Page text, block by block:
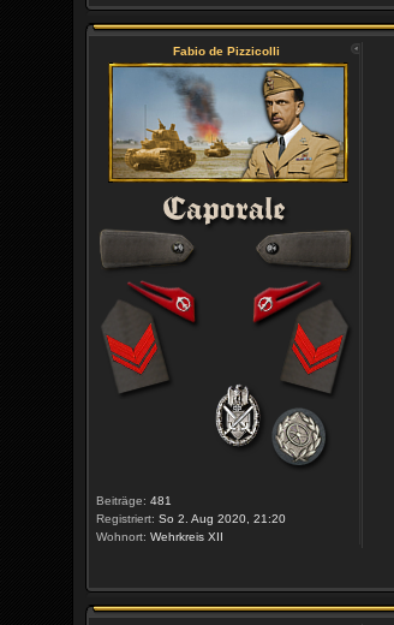
Fabio de Pizzicolli
Beiträge: 481
Registriert: So 2. Aug 2020, 21:20
Wohnort: Wehrkreis XII